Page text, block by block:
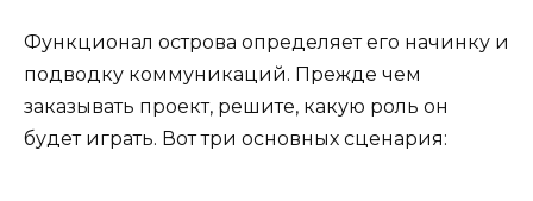
Функционал острова определяет его начинку и
подводку коммуникаций. Прежде чем
заказывать проект, решите, какую роль он
будет играть. Вот три основных сценария: